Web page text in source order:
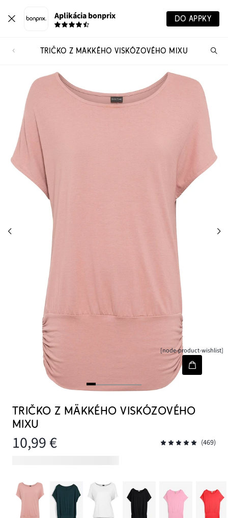
Aplikácia bonprix DO APPKY
TRIČKO Z MÄKKÉHO VISKÓZOVÉHO MIXU
[node-product-wishlist]
TRIČKO Z MÄKKÉHO VISKÓZOVÉHO
MIXU
10,99 € (469)